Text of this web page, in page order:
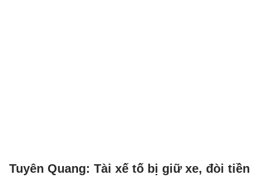
Tuyên Quang: Tài xế tố bị giữ xe, đòi tiền